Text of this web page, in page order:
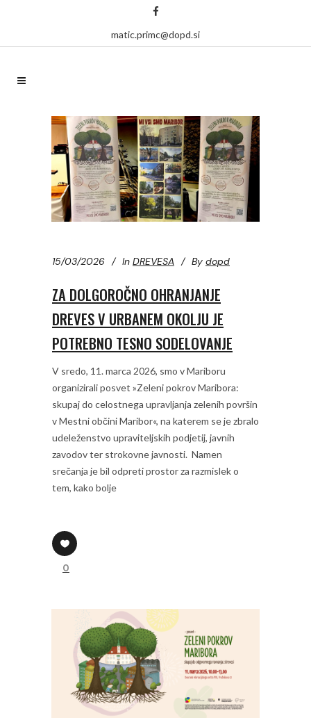
matic.primc@dopd.si
15/03/2026 In DREVESA By dopd
ZA DOLGOROČNO OHRANJANJE
DREVES V URBANEM OKOLJU JE
POTREBNO TESNO SODELOVANJE
V sredo, 11. marca 2026, smo v Mariboru
organizirali posvet »Zeleni pokrov Maribora:
skupaj do celostnega upravljanja zelenih površin
v Mestni občini Maribor«, na katerem se je zbralo
udeleženstvo upraviteljskih podjetij, javnih
zavodov ter strokovne javnosti. Namen
srečanja je bil odpreti prostor za razmislek o
tem, kako bolje
0